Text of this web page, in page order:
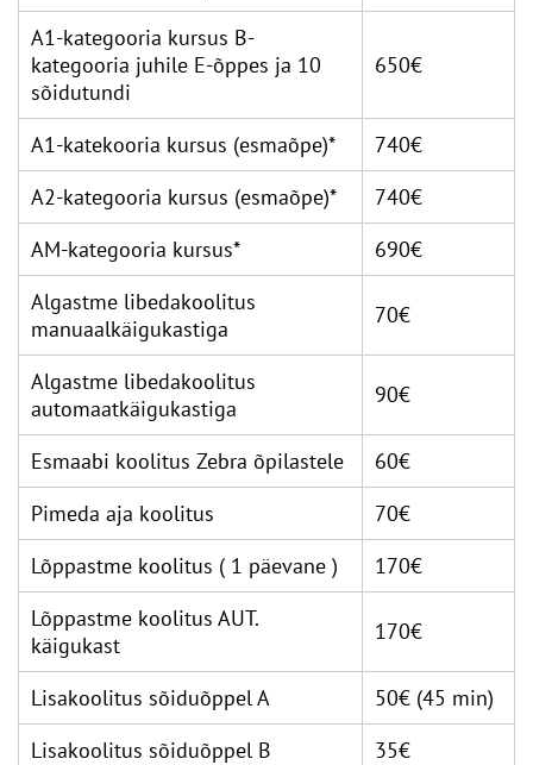
A1-kategooria kursus B-
kategooria juhile E-õppes ja 10
sõidutundi
650€
A1-katekooria kursus (esmaõpe)*
740€
A2-kategooria kursus (esmaõpe)*
740€
AM-kategooria kursus*
690€
Algastme libedakoolitus
manuaalkäigukastiga
70€
Algastme libedakoolitus
automaatkäigukastiga
90€
Esmaabi koolitus Zebra õpilastele
60€
Pimeda aja koolitus
70€
Lõppastme koolitus ( 1 päevane )
170€
Lõppastme koolitus AUT.
käigukast
170€
Lisakoolitus sõiduõppel A
50€ (45 min)
Lisakoolitus sõiduõppel B
35€